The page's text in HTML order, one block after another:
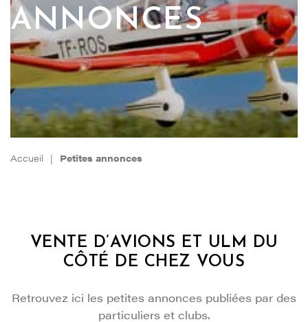
ANNONCES
Accueil | Petites annonces
VENTE D’AVIONS ET ULM DU
CÔTÉ DE CHEZ VOUS
Retrouvez ici les petites annonces publiées par des
particuliers et clubs.